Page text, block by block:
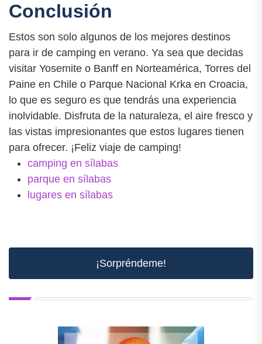
Conclusión
Estos son solo algunos de los mejores destinos
para ir de camping en verano. Ya sea que decidas
visitar Yosemite o Banff en Norteamérica, Torres del
Paine en Chile o Parque Nacional Krka en Croacia,
lo que es seguro es que tendrás una experiencia
inolvidable. Disfruta de la naturaleza, el aire fresco y
las vistas impresionantes que estos lugares tienen
para ofrecer. ¡Feliz viaje de camping!
camping en sílabas
parque en sílabas
lugares en sílabas
¡Sorpréndeme!